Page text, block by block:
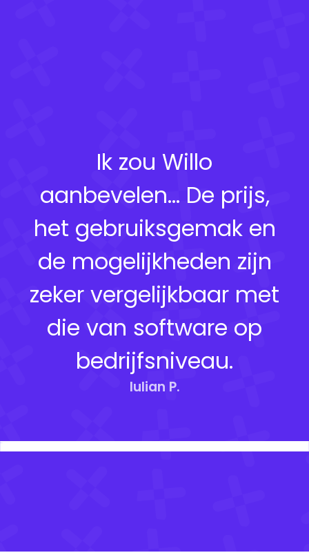
Ik zou Willo
aanbevelen... De prijs,
het gebruiksgemak en
de mogelijkheden zijn
zeker vergelijkbaar met
die van software op
bedrijfsniveau.
Iulian P.